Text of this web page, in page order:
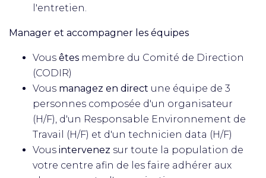
l'entretien.
Manager et accompagner les équipes
Vous êtes membre du Comité de Direction
(CODIR)
Vous managez en direct une équipe de 3
personnes composée d'un organisateur
(H/F), d'un Responsable Environnement de
Travail (H/F) et d'un technicien data (H/F)
Vous intervenez sur toute la population de
votre centre afin de les faire adhérer aux